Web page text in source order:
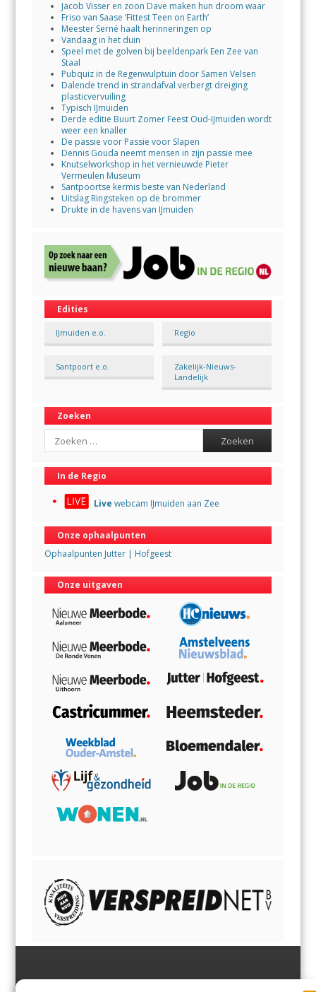
Jacob Visser en zoon Dave maken hun droom waar
Friso van Saase ‘Fittest Teen on Earth’
Meester Serné haalt herinneringen op
Vandaag in het duin
Speel met de golven bij beeldenpark Een Zee van
Staal
Pubquiz in de Regenwulptuin door Samen Velsen
Dalende trend in strandafval verbergt dreiging
plasticvervuiling
Typisch IJmuiden
Derde editie Buurt Zomer Feest Oud-IJmuiden wordt
weer een knaller
De passie voor Passie voor Slapen
Dennis Gouda neemt mensen in zijn passie mee
Knutselworkshop in het vernieuwde Pieter
Vermeulen Museum
Santpoortse kermis beste van Nederland
Uitslag Ringsteken op de brommer
Drukte in de havens van IJmuiden
Edities
IJmuiden e.o. Regio
Santpoort e.o.
Zakelijk-Nieuws-
Landelijk
Zoeken
Search
In de Regio
Live webcam IJmuiden aan Zee
Onze ophaalpunten
Ophaalpunten Jutter | Hofgeest
Onze uitgaven